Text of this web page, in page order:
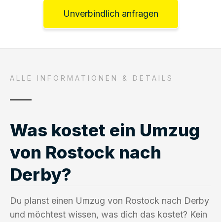
Unverbindlich anfragen
ALLE INFORMATIONEN & DETAILS
Was kostet ein Umzug
von Rostock nach
Derby?
Du planst einen Umzug von Rostock nach Derby
und möchtest wissen, was dich das kostet? Kein